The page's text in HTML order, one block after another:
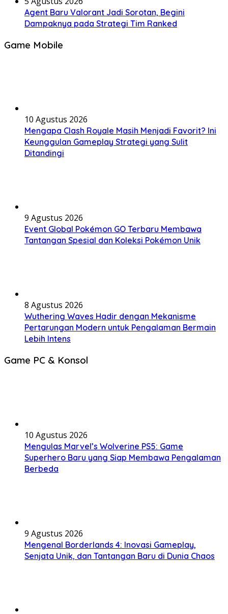
Agent Baru Valorant Jadi Sorotan, Begini
Dampaknya pada Strategi Tim Ranked
Game Mobile
10 Agustus 2026
Mengapa Clash Royale Masih Menjadi Favorit? Ini
Keunggulan Gameplay Strategi yang Sulit
Ditandingi
9 Agustus 2026
Event Global Pokémon GO Terbaru Membawa
Tantangan Spesial dan Koleksi Pokémon Unik
8 Agustus 2026
Wuthering Waves Hadir dengan Mekanisme
Pertarungan Modern untuk Pengalaman Bermain
Lebih Intens
Game PC & Konsol
10 Agustus 2026
Mengulas Marvel’s Wolverine PS5: Game
Superhero Baru yang Siap Membawa Pengalaman
Berbeda
9 Agustus 2026
Mengenal Borderlands 4: Inovasi Gameplay,
Senjata Unik, dan Tantangan Baru di Dunia Chaos